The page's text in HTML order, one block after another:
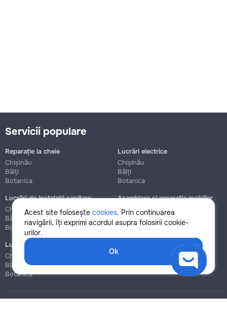
Acest site folosește cookies. Prin continuarea
navigării, îți exprimi acordul asupra folosirii cookie-
urilor.
Ok
Servicii populare
Reparație la cheie
Chișinău
Bălți
Botanica
Lucrări electrice
Chișinău
Bălți
Botanica
Lucrări de instalații sanitare
Chișinău
Bălți
Botanica
Asamblare și reparație mobilier
Chișinău
Botanica
Lucrări de construcție și instalare
Chișinău
Bălți
Botanica